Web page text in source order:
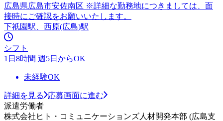
広島県広島市安佐南区 ※詳細な勤務地につきましては、面
接時にご確認をお願いいたします。
下祇園駅、西原(広島)駅
シフト
1日8時間 週5日からOK
未経験OK
詳細を見る
応募画面に進む
派遣労働者
株式会社ヒト・コミュニケーションズ人材開発本部 (広島支